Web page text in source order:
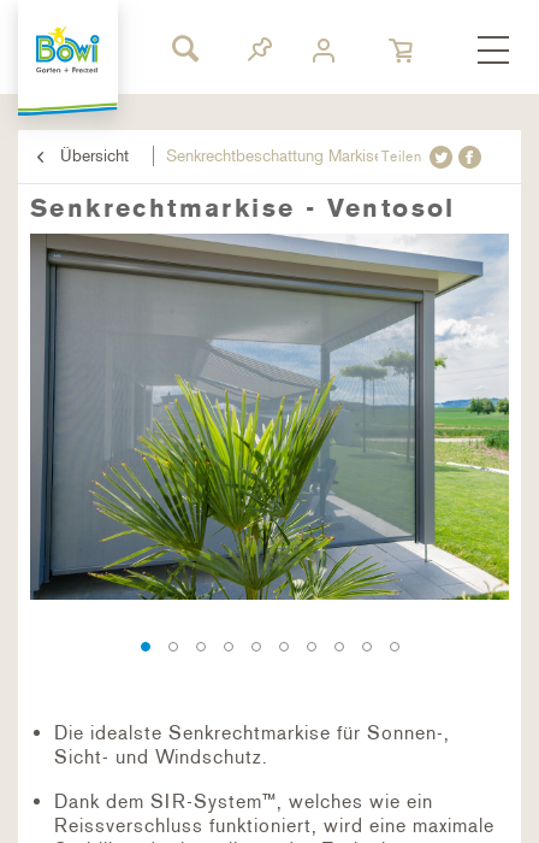
Übersicht Senkrechtbeschattung MarkiseTeilen
Senkrechtmarkise - Ventosol
Die idealste Senkrechtmarkise für Sonnen-,
Sicht- und Windschutz.
Dank dem SIR-System™, welches wie ein
Reissverschluss funktioniert, wird eine maximale